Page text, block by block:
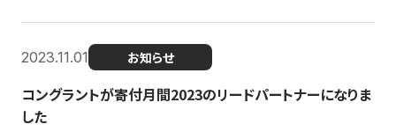
2023.11.01 お知らせ
コングラントが寄付月間2023のリードパートナーになりま
した